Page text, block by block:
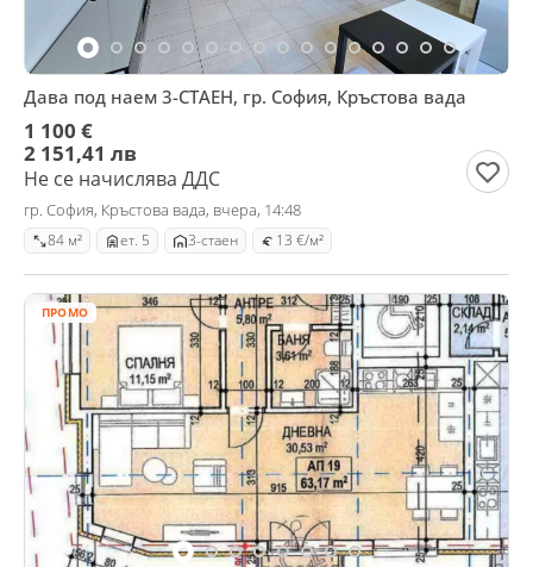
Дава под наем 3-СТАЕН, гр. София, Кръстова вада
1 100 €
2 151,41 лв
Не се начислява ДДС
гр. София, Кръстова вада, вчера, 14:48
84 м² ет. 5 3-стаен 13 €/м²
ПРОМО